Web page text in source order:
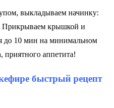
выкладываем начинку:
Прикрываем крышкой и
до 10 мин на минимальном
приятного аппетита!
быстрый рецепт